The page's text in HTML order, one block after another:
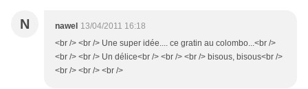
N nawel 13/04/2011 16:18
<br /> <br /> Une super idée.... ce gratin au colombo...<br />
<br /> <br /> Un délice<br /> <br /> <br /> bisous, bisous<br />
<br /> <br /> <br />